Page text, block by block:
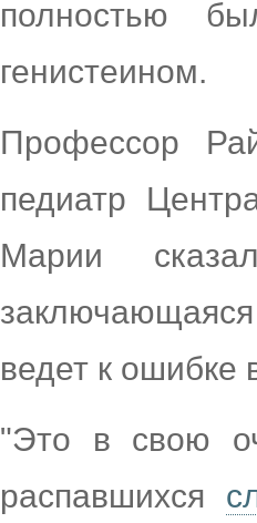
полностью
генистеином.
Профессор
педиатр
Марии
ведет к ошибке
"Это в свою
распавшихся